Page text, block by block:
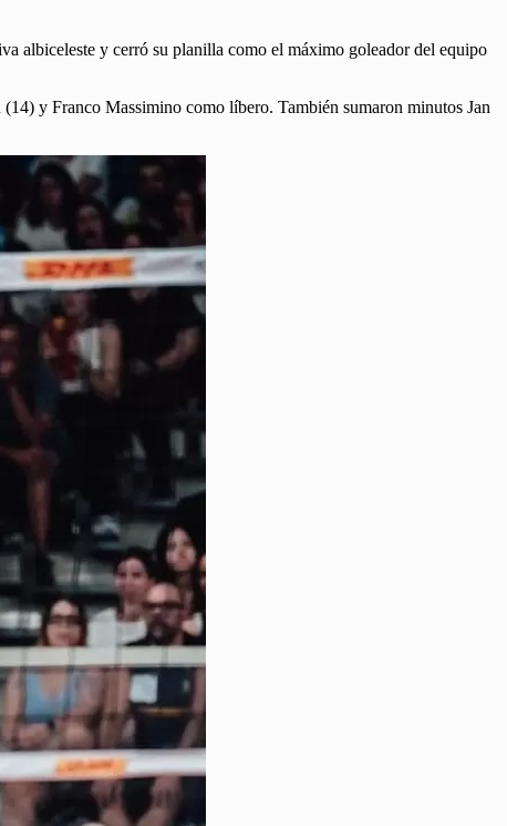
albiceleste y cerró su planilla como el máximo goleador del equipo
y Franco Massimino como líbero. También sumaron minutos Jan